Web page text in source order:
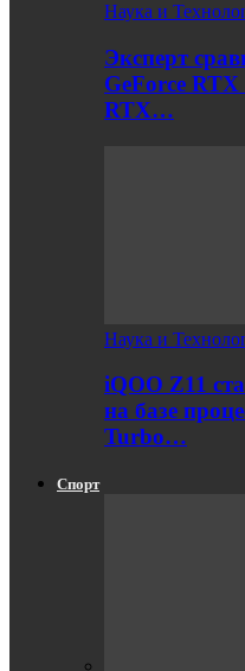
Наука и
Эксперт
GeForce RTX
RTX…
Наука и
iQOO Z11
на базе
Turbo…
Спорт